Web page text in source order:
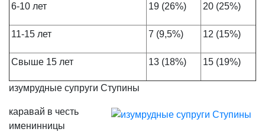
6-10 лет 19 (26%) 20 (25%)
11-15 лет 7 (9,5%) 12 (15%)
Свыше 15 лет 13 (18%) 15 (19%)
изумрудные супруги Ступины
каравай в честь
именинницы